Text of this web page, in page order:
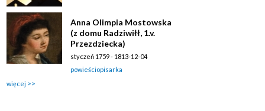
Anna Olimpia Mostowska
(z domu Radziwiłł, 1.v.
Przezdziecka)
styczeń 1759 - 1813-12-04
powieściopisarka
więcej